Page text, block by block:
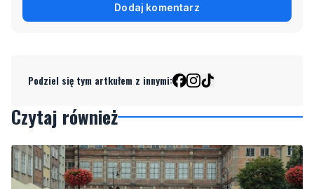
Dodaj komentarz
Podziel się tym artkułem z innymi:
Czytaj również